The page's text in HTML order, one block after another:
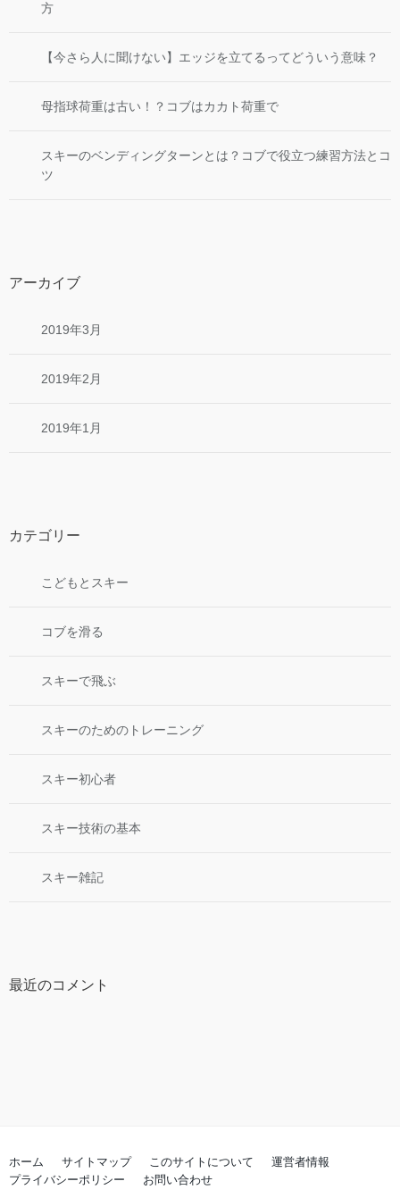
方
【今さら人に聞けない】エッジを立てるってどういう意味？
母指球荷重は古い！？コブはカカト荷重で
スキーのベンディングターンとは？コブで役立つ練習方法とコ
ツ
アーカイブ
2019年3月
2019年2月
2019年1月
カテゴリー
こどもとスキー
コブを滑る
スキーで飛ぶ
スキーのためのトレーニング
スキー初心者
スキー技術の基本
スキー雑記
最近のコメント
ホーム サイトマップ このサイトについて
運営者情報
プライバシーポリシー
お問い合わせ